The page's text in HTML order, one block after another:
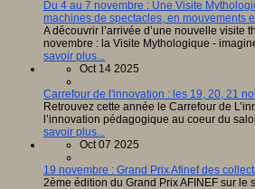
Du 4 au 7 novembre : Une Visite
machines de spectacles, en mouvements
A découvrir l’arrivée d’une nouvelle visite
novembre : la Visite Mythologique -
savoir plus...
Oct 14 2025
Carrefour de l'innovation : les 19, 20, 21
Retrouvez cette année le Carrefour de
l’innovation pédagogique au coeur du
savoir plus...
Oct 07 2025
19 novembre : Grand Prix Afinef des
2ème édition du Grand Prix AFINEF sur le